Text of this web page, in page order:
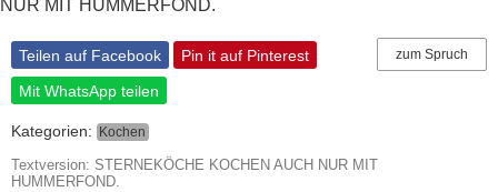
zum Spruch
Teilen auf Facebook
Pin it auf Pinterest
Mit WhatsApp teilen
Kategorien: Kochen
Textversion: STERNEKÖCHE KOCHEN AUCH NUR MIT
HUMMERFOND.